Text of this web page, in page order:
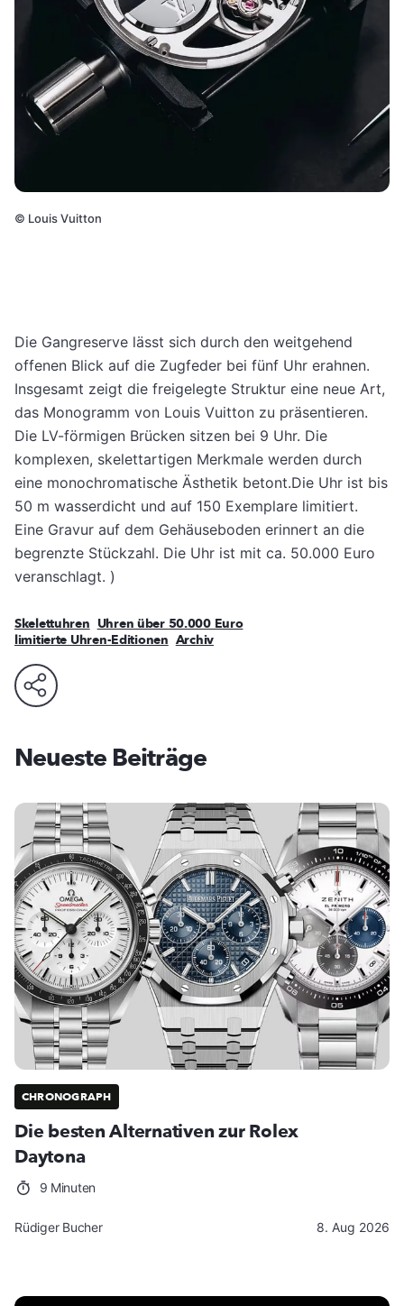
© Louis Vuitton
Die Gangreserve lässt sich durch den weitgehend
offenen Blick auf die Zugfeder bei fünf Uhr erahnen.
Insgesamt zeigt die freigelegte Struktur eine neue Art,
das Monogramm von Louis Vuitton zu präsentieren.
Die LV-förmigen Brücken sitzen bei 9 Uhr. Die
komplexen, skelettartigen Merkmale werden durch
eine monochromatische Ästhetik betont.Die Uhr ist bis
50 m wasserdicht und auf 150 Exemplare limitiert.
Eine Gravur auf dem Gehäuseboden erinnert an die
begrenzte Stückzahl. Die Uhr ist mit ca. 50.000 Euro
veranschlagt. )
Skelettuhren Uhren über 50.000 Euro
limitierte Uhren-Editionen Archiv
Neueste Beiträge
CHRONOGRAPH
Die besten Alternativen zur Rolex
Daytona
9 Minuten
Rüdiger Bucher 8. Aug 2026